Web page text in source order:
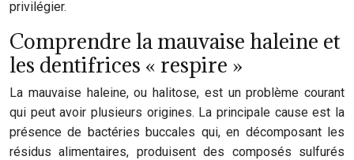
privilégier.
Comprendre la mauvaise haleine et
les dentifrices « respire »
La mauvaise haleine, ou halitose, est un problème courant
qui peut avoir plusieurs origines. La principale cause est la
présence de bactéries buccales qui, en décomposant les
résidus alimentaires, produisent des composés sulfurés